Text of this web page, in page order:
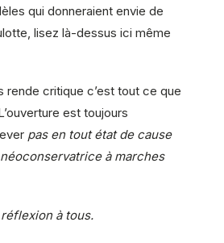
qui donneraient envie de
lisez là-dessus ici même
rende critique c’est tout ce que
est toujours
pas en tout état de cause
à marches
à tous.